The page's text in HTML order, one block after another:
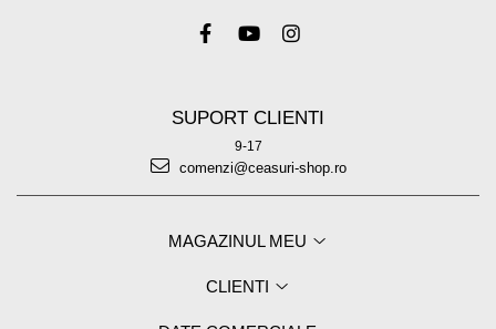
SUPORT CLIENTI
9-17
comenzi@ceasuri-shop.ro
MAGAZINUL MEU
CLIENTI